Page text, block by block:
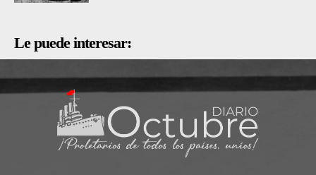
Le puede interesar: